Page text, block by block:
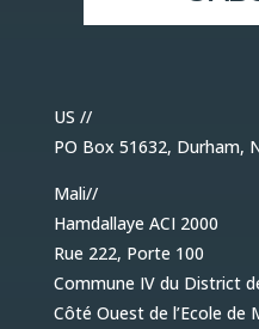
US //
PO Box 51632, Durham,
Mali//
Hamdallaye ACI 2000
Rue 222, Porte 100
Commune IV du District
Côté Ouest de l’Ecole de